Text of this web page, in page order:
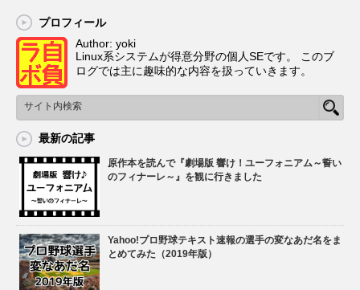
プロフィール
Author: yoki
Linux系システムが得意分野の個人SEです。 このブ
ログでは主に趣味的な内容を扱っていきます。
最新の記事
原作本を読んで『劇場版 響け！ユーフォニアム～誓い
のフィナーレ～』を観に行きました
Yahoo!プロ野球テキスト速報の選手の変なあだ名をま
とめてみた（2019年版）